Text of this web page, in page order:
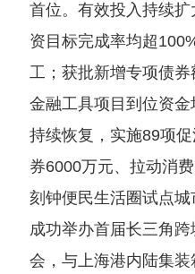
首位。有效投入持续
资目标完成率均超
工；获批新增专项债
金融工具项目到位资
持续恢复，实施89项
券6000万元、拉动消
刻钟便民生活圈试点城
成功举办首届长三角
会，与上海港内陆集